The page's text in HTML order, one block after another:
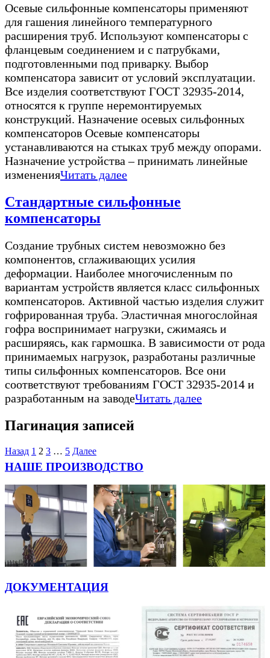
Осевые сильфонные компенсаторы применяют
для гашения линейного температурного
расширения труб. Используют компенсаторы с
фланцевым соединением и с патрубками,
подготовленными под приварку. Выбор
компенсатора зависит от условий эксплуатации.
Все изделия соответствуют ГОСТ 32935-2014,
относятся к группе неремонтируемых
конструкций. Назначение осевых сильфонных
компенсаторов Осевые компенсаторы
устанавливаются на стыках труб между опорами.
Назначение устройства – принимать линейные
измененияЧитать далее
Стандартные сильфонные
компенсаторы
Создание трубных систем невозможно без
компонентов, сглаживающих усилия
деформации. Наиболее многочисленным по
вариантам устройств является класс сильфонных
компенсаторов. Активной частью изделия служит
гофрированная труба. Эластичная многослойная
гофра воспринимает нагрузки, сжимаясь и
расширяясь, как гармошка. В зависимости от рода
принимаемых нагрузок, разработаны различные
типы сильфонных компенсаторов. Все они
соответствуют требованиям ГОСТ 32935-2014 и
разработанным на заводеЧитать далее
Пагинация записей
Назад 1 2 3 … 5 Далее
НАШЕ ПРОИЗВОДСТВО
ДОКУМЕНТАЦИЯ